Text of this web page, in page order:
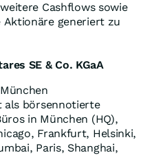
Cashflows sowie
generiert zu
SE & Co. KGaA
als börsennotierte
in München (HQ),
Frankfurt, Helsinki,
Paris, Shanghai,